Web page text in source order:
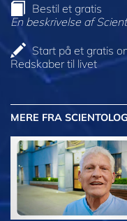
Bestil et gratis
En beskrivelse af
Start på et gratis
Redskaber til livet
MERE FRA